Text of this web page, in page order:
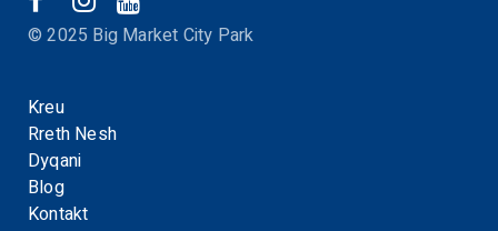
© 2025 Big Market City Park
Kreu
Rreth Nesh
Dyqani
Blog
Kontakt